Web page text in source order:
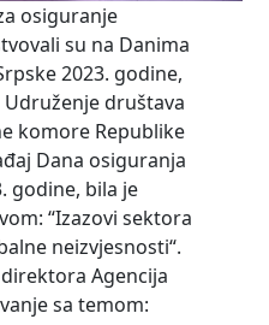
osiguranje
su na Danima
2023. godine,
društava
komore Republike
Dana osiguranja
godine, bila je
“Izazovi sektora
neizvjesnosti“.
Agencija
sa temom: